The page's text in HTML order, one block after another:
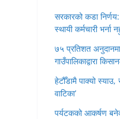
सरकारको कडा
स्थायी कर्मचारी भर्ना
७५ प्रतिशत
गाउँपालिकाद्वारा
हेटौँडामै पाक्यो
वाटिका’
पर्यटकको आकर्षण